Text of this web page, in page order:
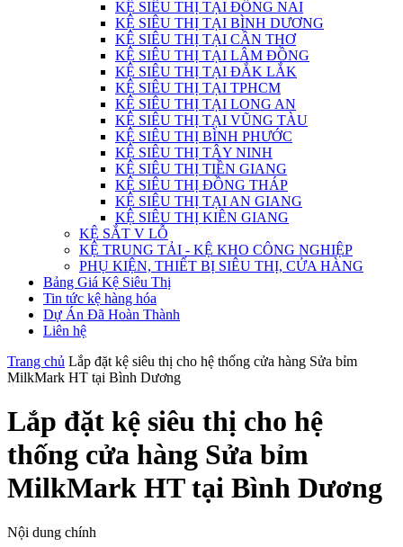
KỆ SIÊU THỊ TẠI ĐỒNG NAI
KỆ SIÊU THỊ TẠI BÌNH DƯƠNG
KỆ SIÊU THỊ TẠI CẦN THƠ
KỆ SIÊU THỊ TẠI LÂM ĐỒNG
KỆ SIÊU THỊ TẠI ĐẮK LẮK
KỆ SIÊU THỊ TẠI TPHCM
KỆ SIÊU THỊ TẠI LONG AN
KỆ SIÊU THỊ TẠI VŨNG TÀU
KỆ SIÊU THỊ BÌNH PHƯỚC
KỆ SIÊU THỊ TÂY NINH
KỆ SIÊU THỊ TIỀN GIANG
KỆ SIÊU THỊ ĐỒNG THÁP
KỆ SIÊU THỊ TẠI AN GIANG
KỆ SIÊU THỊ KIÊN GIANG
KỆ SẮT V LỖ
KỆ TRUNG TẢI - KỆ KHO CÔNG NGHIỆP
PHỤ KIỆN, THIẾT BỊ SIÊU THỊ, CỬA HÀNG
Bảng Giá Kệ Siêu Thị
Tin tức kệ hàng hóa
Dự Án Đã Hoàn Thành
Liên hệ
Trang chủ Lắp đặt kệ siêu thị cho hệ thống cửa hàng Sửa bỉm
MilkMark HT tại Bình Dương
Lắp đặt kệ siêu thị cho hệ
thống cửa hàng Sửa bỉm
MilkMark HT tại Bình Dương
Nội dung chính